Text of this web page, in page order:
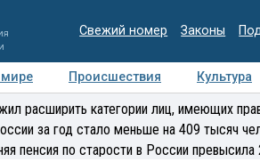
Свежий номер Законы
мире Происшествия Культура
Медиацентр Интервью
расширить категории лиц, имеющих
за год стало меньше на 409 тысяч
пенсия по старости в России превысила